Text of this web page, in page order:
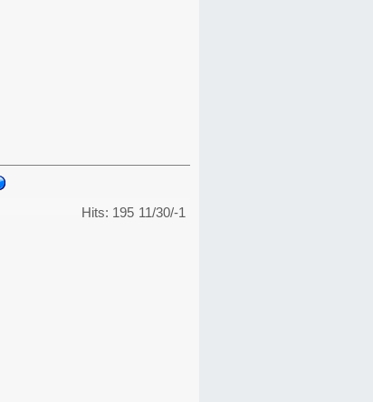
11/30/-1
Hits: 195